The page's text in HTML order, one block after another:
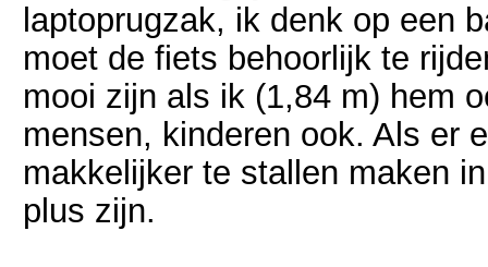
laptoprugzak, ik denk op een
moet de fiets behoorlijk te
mooi zijn als ik (1,84 m) hem
mensen, kinderen ook. Als er
makkelijker te stallen maken
plus zijn.